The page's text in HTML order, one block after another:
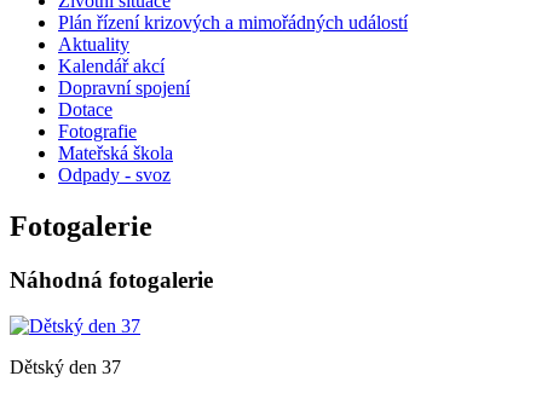
Plán řízení krizových a mimořádných událostí
Aktuality
Kalendář akcí
Dopravní spojení
Dotace
Fotografie
Mateřská škola
Odpady - svoz
Fotogalerie
Náhodná fotogalerie
Dětský den 37